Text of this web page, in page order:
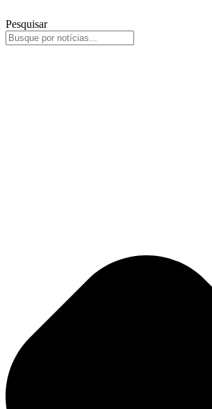
Pesquisar